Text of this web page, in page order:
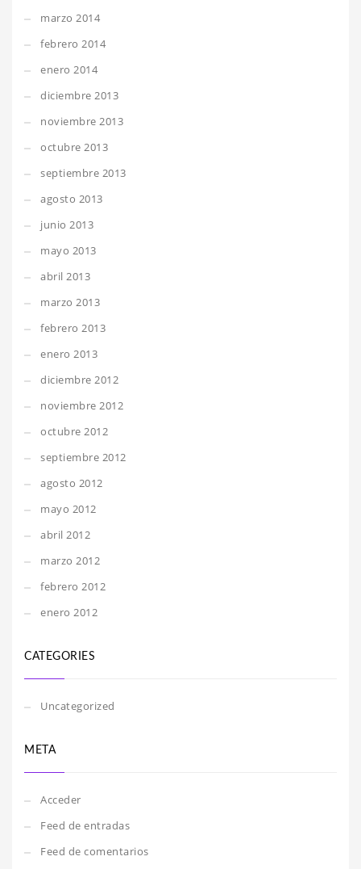
marzo 2014
febrero 2014
enero 2014
diciembre 2013
noviembre 2013
octubre 2013
septiembre 2013
agosto 2013
junio 2013
mayo 2013
abril 2013
marzo 2013
febrero 2013
enero 2013
diciembre 2012
noviembre 2012
octubre 2012
septiembre 2012
agosto 2012
mayo 2012
abril 2012
marzo 2012
febrero 2012
enero 2012
CATEGORIES
Uncategorized
META
Acceder
Feed de entradas
Feed de comentarios